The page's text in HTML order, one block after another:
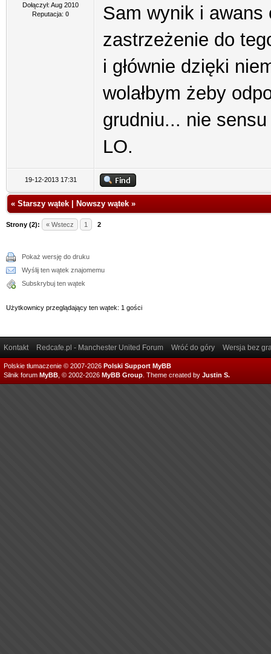
Dołączył: Aug 2010
Reputacja: 0
Sam wynik i
zastrzeżenie do
i głównie dzięki
wolałbym żeby
grudniu... nie
LO.
19-12-2013 17:31
« Starszy wątek Nowszy wątek »
Strony (2): « Wstecz 1 2
Pokaż wersję do druku
Wyślij ten wątek znajomemu
Subskrybuj ten wątek
Użytkownicy przeglądający ten wątek: 1 gości
Kontakt Redcafe.pl - Manchester United Forum Wróć do góry Wersja bez
Polskie tłumaczenie © 2007-2026 Polski Support MyBB
Silnik forum MyBB , © 2002-2026 MyBB Group Theme created by Justin S.